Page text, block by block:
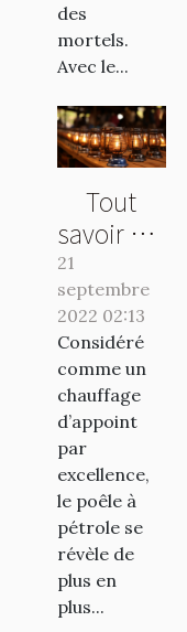
des
mortels.
Avec le...
Tout
savoir sur
le poêle à
pétrole
21
septembre
2022 02:13
Considéré
comme un
chauffage
d’appoint
par
excellence,
le poêle à
pétrole se
révèle de
plus en
plus...